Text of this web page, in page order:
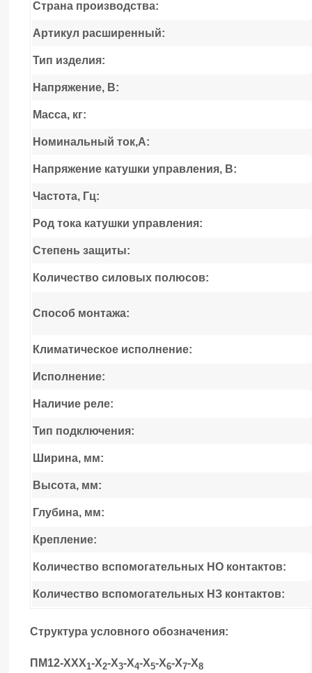
Страна производства:
Артикул расширенный:
Тип изделия:
Напряжение, В:
Масса, кг:
Номинальный ток,А:
Напряжение катушки управления, В:
Частота, Гц:
Род тока катушки управления:
Степень защиты:
Количество силовых полюсов:
Способ монтажа:
Климатическое исполнение:
Исполнение:
Наличие реле:
Тип подключения:
Ширина, мм:
Высота, мм:
Глубина, мм:
Крепление:
Количество вспомогательных НО контактов:
Количество вспомогательных НЗ контактов:
Структура условного обозначения:
ПМ12-ХХХ1-Х2-Х3-Х4-Х5-Х6-Х7-Х8